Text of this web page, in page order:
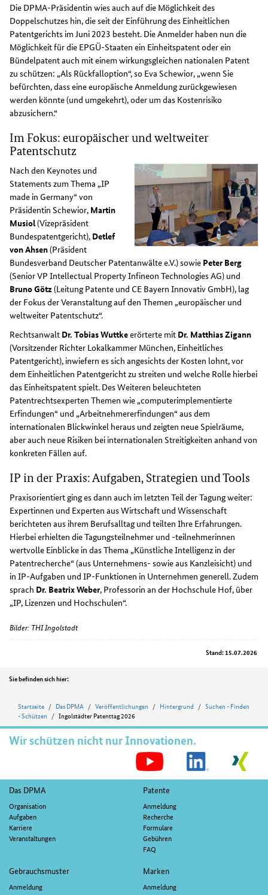
Die DPMA-Präsidentin wies auch auf die Möglichkeit des
Doppelschutzes hin, die seit der Einführung des Einheitlichen
Patentgerichts im Juni 2023 besteht. Die Anmelder haben nun die
Möglichkeit für die EPGÜ-Staaten ein Einheitspatent oder ein
Bündelpatent auch mit einem wirkungsgleichen nationalen Patent
zu schützen: „Als Rückfalloption“, so Eva Schewior, „wenn Sie
befürchten, dass eine europäische Anmeldung zurückgewiesen
werden könnte (und umgekehrt), oder um das Kostenrisiko
abzusichern.“
Im Fokus: europäischer und weltweiter
Patentschutz
Nach den Keynotes und
Statements zum Thema „IP
made in Germany“ von
Präsidentin Schewior, Martin
Musiol(Vizepräsident
Bundespatentgericht), Detlef
von Ahsen(Präsident
Bundesverband Deutscher Patentanwälte e.V.) sowie Peter Berg
(Senior VP Intellectual Property Infineon Technologies AG) und
Bruno Götz(Leitung Patente und CE Bayern Innovativ GmbH), lag
der Fokus der Veranstaltung auf den Themen „europäischer und
weltweiter Patentschutz“.
Rechtsanwalt Dr. Tobias Wuttkeerörterte mit Dr. Matthias Zigann
(Vorsitzender Richter Lokalkammer München, Einheitliches
Patentgericht), inwiefern es sich angesichts der Kosten lohnt, vor
dem Einheitlichen Patentgericht zu streiten und welche Rolle hierbei
das Einheitspatent spielt. Des Weiteren beleuchteten
Patentrechtsexperten Themen wie „computerimplementierte
Erfindungen“ und „Arbeitnehmererfindungen“ aus dem
internationalen Blickwinkel heraus und zeigten neue Spielräume,
aber auch neue Risiken bei internationalen Streitigkeiten anhand von
konkreten Fällen auf.
IP in der Praxis: Aufgaben, Strategien und Tools
Praxisorientiert ging es dann auch im letzten Teil der Tagung weiter:
Expertinnen und Experten aus Wirtschaft und Wissenschaft
berichteten aus ihrem Berufsalltag und teilten Ihre Erfahrungen.
Hierbei erhielten die Tagungsteilnehmer und -teilnehmerinnen
wertvolle Einblicke in das Thema „Künstliche Intelligenz in der
Patentrecherche“ (aus Unternehmens- sowie aus Kanzleisicht) und
in IP-Aufgaben und IP-Funktionen in Unternehmen generell. Zudem
sprach Dr. Beatrix Weber, Professorin an der Hochschule Hof, über
„IP, Lizenzen und Hochschulen“.
Bilder: THI Ingolstadt
Stand: 15.07.2026
Position
Sie befinden sich hier:
Startseite Das DPMA Veröffentlichungen Hintergrund
Suchen - Finden
- Schützen
Ingolstädter Patenttag 2026
Wir schützen nicht nur Innovationen.
Fußnavigation
Das DPMA
Organisation
Aufgaben
Karriere
Veranstaltungen
Patente
Anmeldung
Recherche
Formulare
Gebühren
FAQ
Gebrauchsmuster
Anmeldung
Marken
Anmeldung